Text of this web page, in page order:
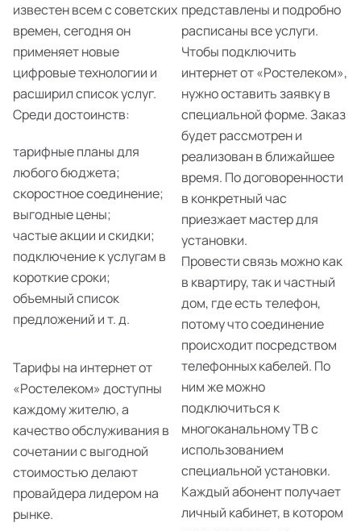
известен всем с советских
времен, сегодня он
применяет новые
цифровые технологии и
расширил список услуг.
Среди достоинств:
тарифные планы для
любого бюджета;
скоростное соединение;
выгодные цены;
частые акции и скидки;
подключение к услугам в
короткие сроки;
объемный список
предложений и т. д.
Тарифы на интернет от
«Ростелеком» доступны
каждому жителю, а
качество обслуживания в
сочетании с выгодной
стоимостью делают
провайдера лидером на
рынке.
представлены и подробно
расписаны все услуги.
Чтобы подключить
интернет от «Ростелеком»,
нужно оставить заявку в
специальной форме. Заказ
будет рассмотрен и
реализован в ближайшее
время. По договоренности
в конкретный час
приезжает мастер для
установки.
Провести связь можно как
в квартиру, так и частный
дом, где есть телефон,
потому что соединение
происходит посредством
телефонных кабелей. По
ним же можно
подключиться к
многоканальному ТВ с
использованием
специальной установки.
Каждый абонент получает
личный кабинет, в котором